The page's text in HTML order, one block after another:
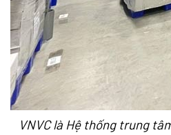
VNVC là Hệ thống trung